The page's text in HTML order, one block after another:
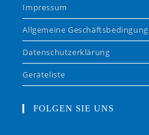
Impressum
Allgemeine
Datenschutzerklärung
Geräteliste
FOLGEN SIE UNS